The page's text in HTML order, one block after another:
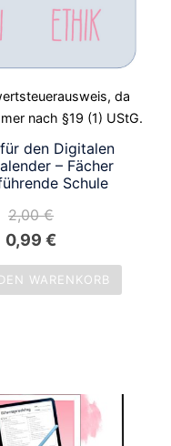
da
nach §19 (1) UStG.
den Digitalen
– Fächer
Schule
2,00€
Ursprünglicher
Preis
war:
0,99€
Preis
ist:
WARENKORB